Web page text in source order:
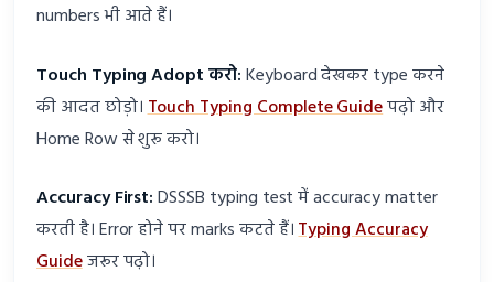
numbers भी आते हैं।
Touch Typing Adopt करो:Keyboard देखकर type करने
की आदत छोड़ो।Touch Typing Complete Guideपढ़ो और
Home Row से शुरू करो।
Accuracy First:DSSSB typing test में accuracy matter
करती है। Error होने पर marks कटते हैं।Typing Accuracy
Guideजरूर पढ़ो।